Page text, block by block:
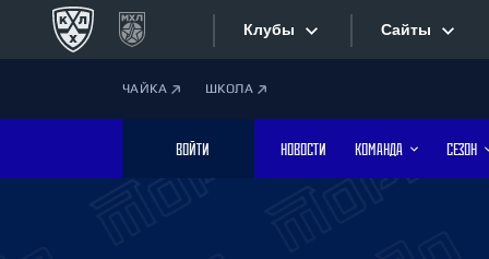
Клубы
Дивизион Боброва
Лада
Сайты
ЧАЙКА ШКОЛА
ВОЙТИ НОВОСТИ КОМАНДА СЕЗОН